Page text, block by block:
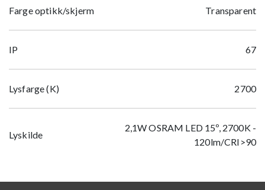
Farge optikk/skjerm Transparent
IP 67
Lysfarge (K) 2700
Lyskilde
2,1W OSRAM LED 15º, 2700K -
120lm/CRI>90